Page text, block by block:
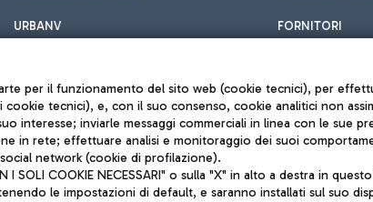
URBANV FORNITORI
Note legali
per il funzionamento del sito web (cookie tecnici), per
cookie tecnici), e, con il suo consenso, cookie analitici non
interesse; inviarle messaggi commerciali in linea con le sue
in rete; effettuare analisi e monitoraggio dei suoi
network (cookie di profilazione).
I SOLI COOKIE NECESSARI" o sulla "X" in alto a destra in
le impostazioni di default, e saranno installati sul suo